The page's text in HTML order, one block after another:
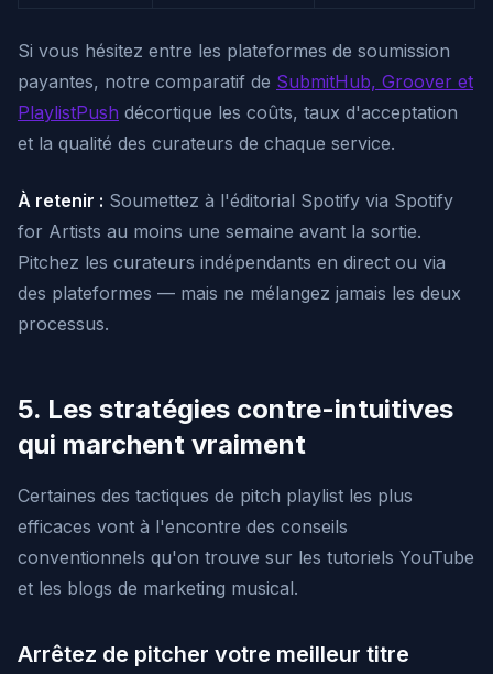
Si vous hésitez entre les plateformes de soumission
payantes, notre comparatif de SubmitHub, Groover et
PlaylistPush décortique les coûts, taux d'acceptation
et la qualité des curateurs de chaque service.
À retenir : Soumettez à l'éditorial Spotify via Spotify
for Artists au moins une semaine avant la sortie.
Pitchez les curateurs indépendants en direct ou via
des plateformes — mais ne mélangez jamais les deux
processus.
5. Les stratégies contre-intuitives
qui marchent vraiment
Certaines des tactiques de pitch playlist les plus
efficaces vont à l'encontre des conseils
conventionnels qu'on trouve sur les tutoriels YouTube
et les blogs de marketing musical.
Arrêtez de pitcher votre meilleur titre